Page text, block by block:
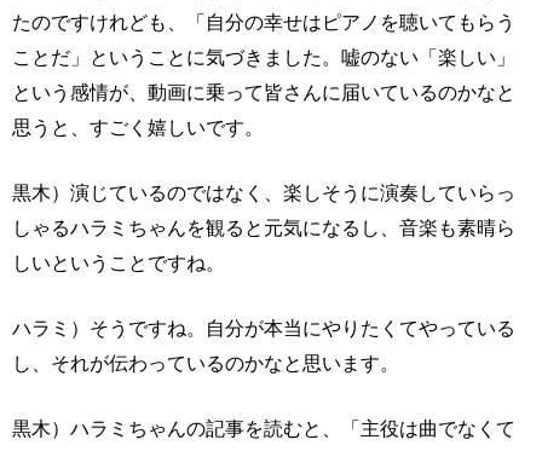
たのですけれども、「自分の幸せはピアノを聴いてもらう
ことだ」ということに気づきました。嘘のない「楽しい」
という感情が、動画に乗って皆さんに届いているのかなと
思うと、すごく嬉しいです。
黒木）演じているのではなく、楽しそうに演奏していらっ
しゃるハラミちゃんを観ると元気になるし、音楽も素晴ら
しいということですね。
ハラミ）そうですね。自分が本当にやりたくてやっている
し、それが伝わっているのかなと思います。
黒木）ハラミちゃんの記事を読むと、「主役は曲でなくて